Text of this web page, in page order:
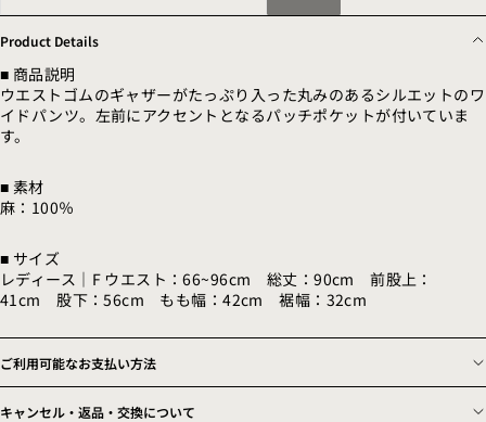
Product Details
■ 商品説明
ウエストゴムのギャザーがたっぷり入った丸みのあるシルエットのワ
イドパンツ。左前にアクセントとなるパッチポケットが付いていま
す。
■ 素材
麻：100％
■ サイズ
レディース｜F ウエスト：66~96cm 総丈：90cm 前股上：
41cm 股下：56cm もも幅：42cm 裾幅：32cm
ご利用可能なお支払い方法
キャンセル・返品・交換について